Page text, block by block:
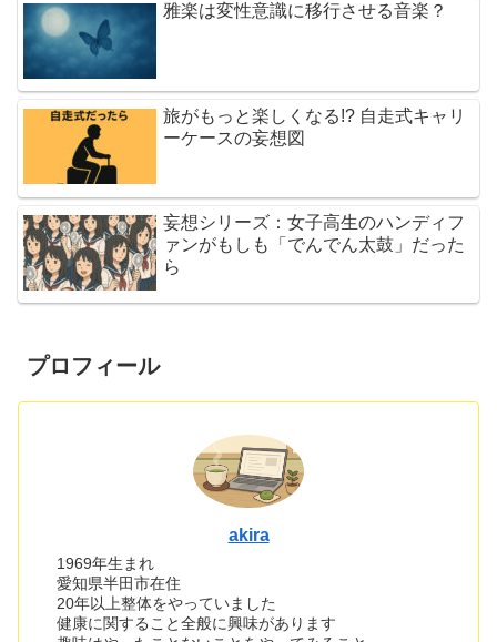
雅楽は変性意識に移行させる音楽？
旅がもっと楽しくなる!? 自走式キャリ
ーケースの妄想図
妄想シリーズ：女子高生のハンディフ
ァンがもしも「でんでん太鼓」だった
ら
プロフィール
akira
1969年生まれ
愛知県半田市在住
20年以上整体をやっていました
健康に関すること全般に興味があります